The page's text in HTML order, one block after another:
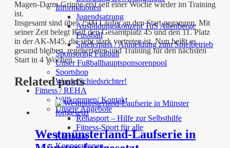
Informationen
Jugendsatzung
Ausbildungskonzept TuS Altenberge
Fussball
Spielerpass / Anmeldung zum Spielbetrieb
Sponsoring Fußball
Unser Fußballhauptsponsorenpool
Sportshop
Werde Schiedsrichter!
Fitness / REHA
Willkommen/ Kontakt
Unsere Angebote
Rehasport – Hilfe zur Selbsthilfe
Fitness-Sport für alle
Kurspläne
Kooperationen
Magen-Darm-Grippe erst seit einer Woche wieder im Training
ist.
Insgesamt sind über 2500 Läufer an den Start gegangen. Mit
seiner Zeit belegt Ralf den Gesamtplatz 45 und den 11. Platz
in der AK-M45, die sehr stark vertreten ist. Nun heißt es
gesund bleiben, regenerieren und Training für den nächsten
Start in 4 Wochen.
Related posts
Westmünsterland-Laufserie in